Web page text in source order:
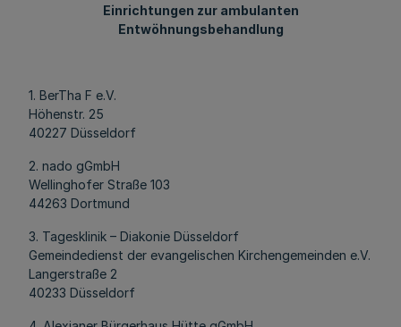
Einrichtungen zur ambulanten
Entwöhnungsbehandlung
1. BerTha F e.V.
Höhenstr. 25
40227 Düsseldorf
2. nado gGmbH
Wellinghofer Straße 103
44263 Dortmund
3. Tagesklinik – Diakonie Düsseldorf
Gemeindedienst der evangelischen Kirchengemeinden e.V.
Langerstraße 2
40233 Düsseldorf